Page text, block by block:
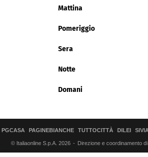
Mattina
Pomeriggio
Sera
Notte
Domani
PGCASA PAGINEBIANCHE TUTTOCITTÀ DILEI
© Italiaonline S.p.A. 2026 Direzione e coordinamento di